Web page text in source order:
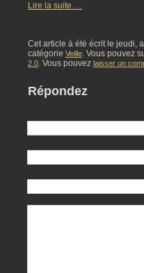
Lire la suite …
Cet article à été écrit le jeudi,
catégorie Veille. Vous pouvez
2.0. Vous pouvez laisser un
Répondez